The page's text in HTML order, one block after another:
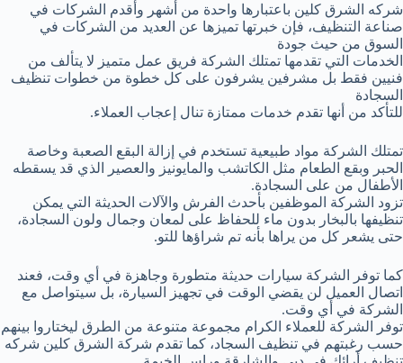
شركه الشرق كلين باعتبارها واحدة من أشهر وأقدم الشركات في
صناعة التنظيف، فإن خبرتها تميزها عن العديد من الشركات في
السوق من حيث جودة
الخدمات التي تقدمها تمتلك الشركة فريق عمل متميز لا يتألف من
فنيين فقط بل مشرفين يشرفون على كل خطوة من خطوات تنظيف
السجادة
للتأكد من أنها تقدم خدمات ممتازة تنال إعجاب العملاء.
تمتلك الشركة مواد طبيعية تستخدم في إزالة البقع الصعبة وخاصة
الحبر وبقع الطعام مثل الكاتشب والمايونيز والعصير الذي قد يسقطه
الأطفال من على السجادة.
تزود الشركة الموظفين بأحدث الفرش والآلات الحديثة التي يمكن
تنظيفها بالبخار بدون ماء للحفاظ على لمعان وجمال ولون السجادة،
حتى يشعر كل من يراها بأنه تم شراؤها للتو.
كما توفر الشركة سيارات حديثة متطورة وجاهزة في أي وقت، فعند
اتصال العميل لن يقضي الوقت في تجهيز السيارة، بل سيتواصل مع
الشركة في أي وقت.
توفر الشركة للعملاء الكرام مجموعة متنوعة من الطرق ليختاروا بينهم
حسب رغبتهم في تنظيف السجاد، كما تقدم شركة الشرق كلين شركه